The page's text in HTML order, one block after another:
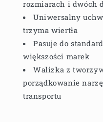
rozmiarach i dwóch
Uniwersalny
trzyma wiertła
Pasuje do
większości marek
Walizka z
porządkowanie
transportu